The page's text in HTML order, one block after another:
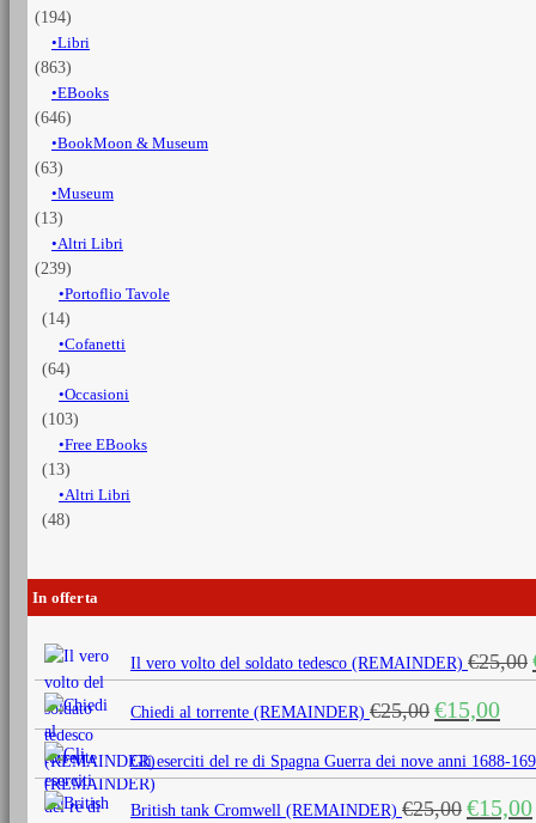
volumes
quantità
(194)
Libri
(863)
EBooks
(646)
BookMoon & Museum
(63)
Museum
(13)
Altri Libri
(239)
Portoflio Tavole
(14)
Cofanetti
(64)
Occasioni
(103)
Free EBooks
(13)
Altri Libri
(48)
In offerta
Il vero volto del soldato tedesco (REMAINDER) €25,00
Chiedi al torrente (REMAINDER) €25,00 Il
prezzo
originale
era:
€25,00.
€15,00
è:
Gli eserciti del re di Spagna Guerra dei nove anni 1688-
British tank Cromwell (REMAINDER) €25,00 Il
€15,00